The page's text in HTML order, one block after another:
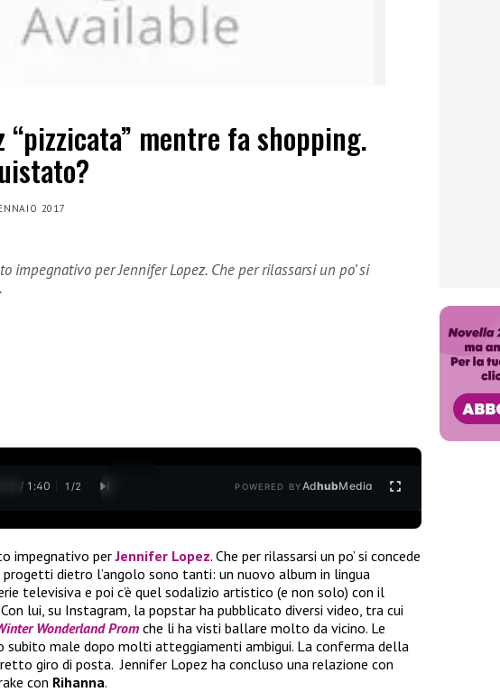
“pizzicata” mentre fa shopping.
2017
impegnativo per Jennifer Lopez. Che per rilassarsi un po’ si
/ 1:40 1 /2 POWERED BYAdhubMedia
impegnativo perJennifer Lopez. Che per rilassarsi un po’ si concede
progetti dietro l’angolo sono tanti: un nuovo album in lingua
televisiva e poi c’è quel sodalizio artistico (e non solo) con il
Con lui, su Instagram, la popstar ha pubblicato diversi video, tra cui
Wonderland Prom che li ha visti ballare molto da vicino. Le
subito male dopo molti atteggiamenti ambigui. La conferma della
giro di posta. Jennifer Lopez ha concluso una relazione con
con Rihanna.